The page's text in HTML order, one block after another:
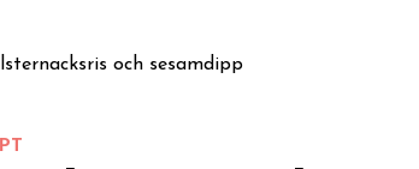
och sesamdipp